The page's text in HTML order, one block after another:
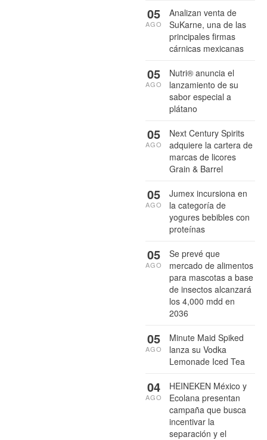
Analizan venta de
SuKarne, una de las
principales firmas
cárnicas mexicanas
05
AGO
Nutri® anuncia el
lanzamiento de su
sabor especial a
plátano
05
AGO
Next Century Spirits
adquiere la cartera de
marcas de licores
Grain & Barrel
05
AGO
Jumex incursiona en
la categoría de
yogures bebibles con
proteínas
05
AGO
Se prevé que
mercado de alimentos
para mascotas a base
de insectos alcanzará
los 4,000 mdd en
2036
05
AGO
Minute Maid Spiked
lanza su Vodka
Lemonade Iced Tea
05
AGO
HEINEKEN México y
Ecolana presentan
campaña que busca
incentivar la
separación y el
04
AGO